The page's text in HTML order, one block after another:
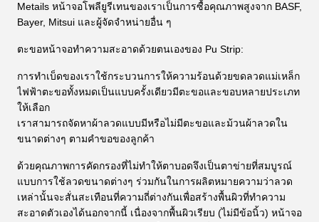
Metails หน้าจอโพลียูรีเทนของเราเป็นการซื้อคุณภาพสูงจาก BASF,
Bayer, Mitsui และผู้จัดจำหน่ายอื่น ๆ
ตะขอหน้าจอทำความสะอาดด้วยตนเองของ Pu Strip:
การทำเบ็ดของเราใช้กระบวนการให้ความร้อนด้วยขดลวดแม่เหล็ก
ไฟฟ้าตะขอทั้งหมดเป็นแบบครั้งเดียวมีตะขอและขอบหลายประเภท
ให้เลือก
เราสามารถจัดหาผ้าลวดแบบมีหรือไม่มีตะขอและม้วนผ้าลวดใน
ขนาดต่างๆ ตามคำขอของลูกค้า
ด้วยคุณภาพการคัดกรองที่ไม่ทำให้ตาบอดจึงเป็นตาข่ายที่สมบูรณ์
แบบการใช้ลวดขนาดต่างๆ ร่วมกันในการผลิตหมายความว่าลวด
เหล่านั้นจะสั่นสะเทือนที่ความถี่ต่างกันเพื่อสร้างพื้นผิวที่ทำความ
สะอาดตัวเองได้นอกจากนี้ เนื่องจากพื้นผิวเรียบ (ไม่มีข้อนิ้ว) หน้าจอ